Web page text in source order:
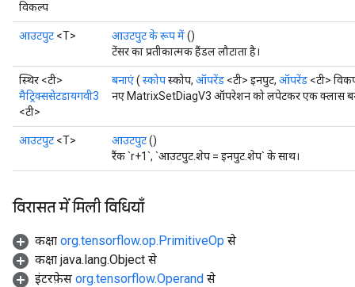
विकल्प
आउटपुट <T> आउटपुट के रूप में()
टेंसर का प्रतीकात्मक हैंडल लौटाता है।
स्थिर <टी>
मैट्रिक्ससेटडायगवी3
<टी>
बनाएं( स्कोपस्कोप, ऑपरेंड <टी> इनपुट, ऑपरेंड <टी>
नए MatrixSetDiagV3 ऑपरेशन को लपेटकर एक क्लास
आउटपुट <T> आउटपुट()
रैंक `r+1`, `आउटपुट.शेप = इनपुट.शेप` के साथ।
विरासत में मिली विधियाँ
कक्षा org.tensorflow.op.PrimitiveOp से
कक्षा java.lang.Object से
इंटरफ़ेस org.tensorflow.Operand से